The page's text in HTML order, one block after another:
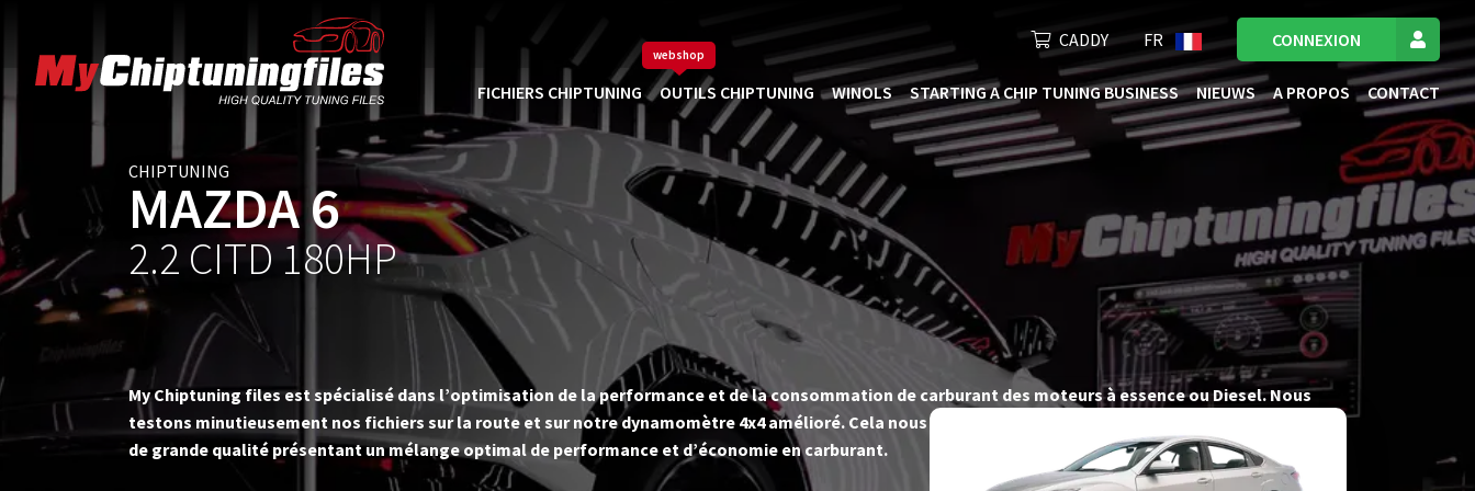
CADDY FR CONNEXION
FICHIERS CHIPTUNING OUTILS CHIPTUNING
webshop
WINOLS STARTING A CHIP TUNING BUSINESS NIEUWS A PROPOS CONTACT
CHIPTUNING
MAZDA 6
2.2 CITD 180HP
My Chiptuning files est spécialisé dans l’optimisation de la performance et de la consommation de carburant des moteurs à essence ou Diesel. Nous
testons minutieusement nos fichiers sur la route et sur notre dynamomètre 4x4 amélioré. Cela nous permet de vous offrir des fichiers de tuning de l’ECU
de grande qualité présentant un mélange optimal de performance et d’économie en carburant.